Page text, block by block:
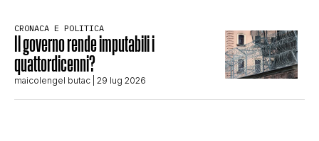
CRONACA E POLITICA
Il governo rende imputabili i
quattordicenni?
maicolengel butac | 29 lug 2026